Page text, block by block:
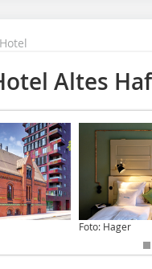
Hotel
Altes
Foto: Hager